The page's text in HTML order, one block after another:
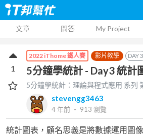
文章 問答 My Project
2022 iThome 鐵人賽 影片教學 DAY3
5分鐘學統計 - Day3 統計
5分鐘學統計：理論與程式應用 系列
stevengg3463
4 年前 ‧ 913 瀏覽
1
統計圖表，顧名思義是將數據運用圖